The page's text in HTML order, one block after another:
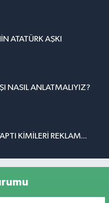
ATATÜRK AŞKI
NASIL ANLATMALIYIZ?
KİMİLERİ REKLAM...